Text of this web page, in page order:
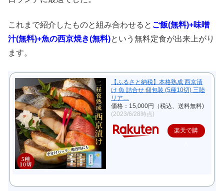
これまで紹介したものと組み合わせると ご飯(無料)+味噌
汁(無料)+魚の西京焼き(無料)という無料定食が出来上がり
ます。
【ふるさと納税】本格熟成 西京漬
け 魚 詰合せ 個包装 (5種10切) 三陸
リア…
価格：15,000円（税込、送料無料)
(2023/6/28時点)
楽天で購